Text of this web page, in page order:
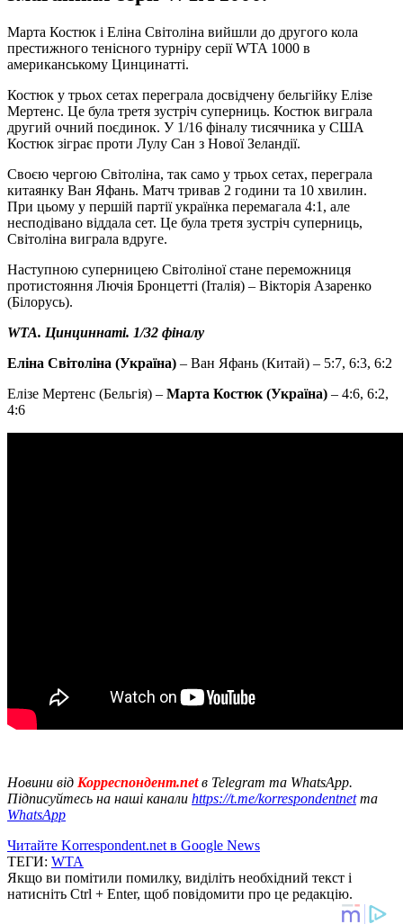
Марта Костюк і Еліна Світоліна вийшли до другого кола
престижного тенісного турніру серії WTA 1000 в
американському Цинцинатті.
Костюк у трьох сетах переграла досвідчену бельгійку Елізе
Мертенс. Це була третя зустріч суперниць. Костюк виграла
другий очний поєдинок. У 1/16 фіналу тисячника у США
Костюк зіграє проти Лулу Сан з Нової Зеландії.
Своєю чергою Світоліна, так само у трьох сетах, переграла
китаянку Ван Яфань. Матч тривав 2 години та 10 хвилин.
При цьому у першій партії українка перемагала 4:1, але
несподівано віддала сет. Це була третя зустріч суперниць,
Світоліна виграла вдруге.
Наступною суперницею Світоліної стане переможниця
протистояння Лючія Бронцетті (Італія) – Вікторія Азаренко
(Білорусь).
WTA. Цинциннаті. 1/32 фіналу
Еліна Світоліна (Україна) – Ван Яфань (Китай) – 5:7, 6:3, 6:2
Елізе Мертенс (Бельгія) – Марта Костюк (Україна) – 4:6, 6:2,
4:6
Новини від Корреспондент.netв Telegram та WhatsApp.
Підписуйтесь на наші канали https://t.me/korrespondentnetта
WhatsApp
Читайте Korrespondent.net в Google News
ТЕГИ: WTA
Якщо ви помітили помилку, виділіть необхідний текст і
натисніть Ctrl + Enter, щоб повідомити про це редакцію.